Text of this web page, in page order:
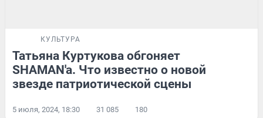
КУЛЬТУРА
Татьяна Куртукова обгоняет
SHAMAN'a. Что известно о новой
звезде патриотической сцены
5 июля, 2024, 18:30 31 085 180